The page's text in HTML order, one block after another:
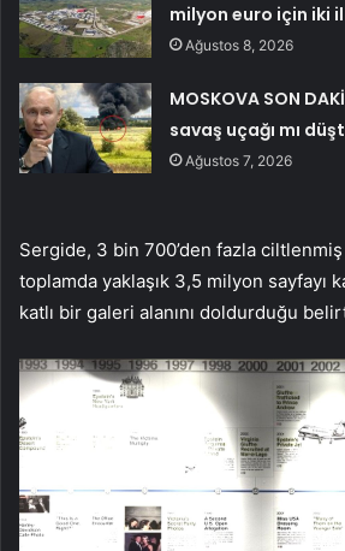
milyon euro için iki il
Ağustos 8, 2026
MOSKOVA SON
savaş uçağı mı
Ağustos 7, 2026
Sergide, 3 bin 700’den fazla
toplamda yaklaşık 3,5 milyon sayfayı
katlı bir galeri alanını doldurduğu